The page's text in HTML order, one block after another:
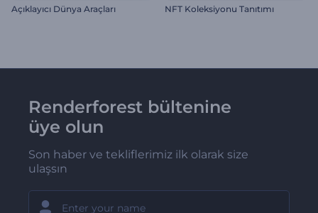
Açıklayıcı Dünya Araçları NFT Koleksiyonu Tanıtımı
Renderforest bültenine
üye olun
Son haber ve tekliflerimiz ilk olarak size
ulaşsın